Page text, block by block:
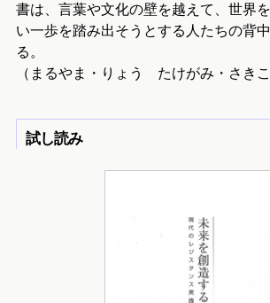
書は、言葉や文化の壁を越えて、世界
い一歩を踏み出そうとする人たちの背
る。
（まるやま・りょう たけがみ・さき
試し読み